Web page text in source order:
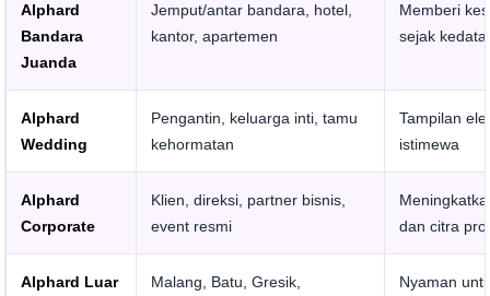
Alphard
Bandara
Juanda
Jemput/antar bandara, hotel,
kantor, apartemen
Memberi
sejak
Alphard
Wedding
Pengantin, keluarga inti, tamu
kehormatan
Tampilan
istimewa
Alphard
Corporate
Klien, direksi, partner bisnis,
event resmi
dan citra
Alphard Luar
Malang, Batu, Gresik,
Nyaman